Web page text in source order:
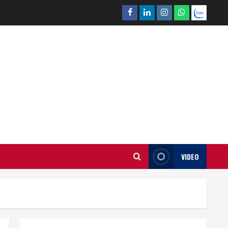
Facebook
LinkedinInstagram
What’sapp
Zalo
VIDEO